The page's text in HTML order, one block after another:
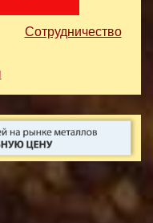
Сотрудничество